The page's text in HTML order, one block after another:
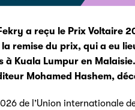
a reçu le Prix Voltaire
remise du prix, qui a eu
Kuala Lumpur en
Mohamed Hashem,
de l’Union internationale